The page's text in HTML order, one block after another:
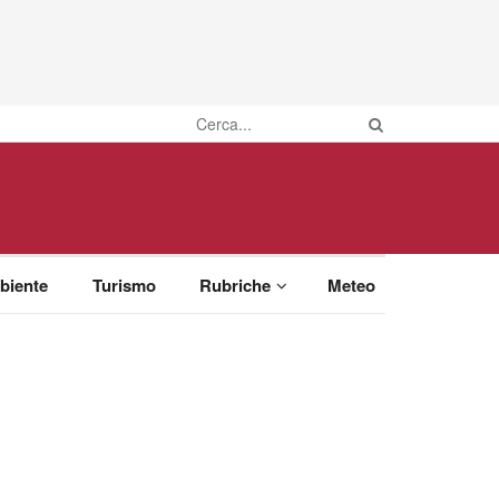
Turismo Rubriche Meteo